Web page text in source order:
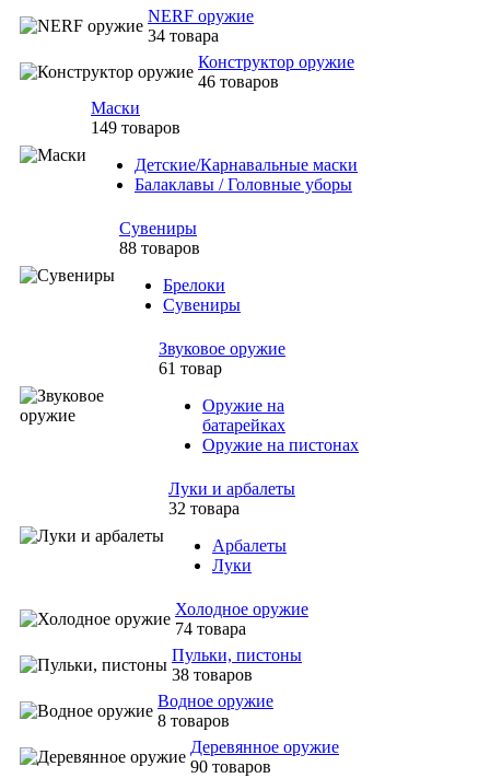
NERF оружие
34 товара
Конструктор оружие
46 товаров
Маски
149 товаров
Детские/Карнавальные маски
Балаклавы / Головные уборы
Сувениры
88 товаров
Брелоки
Сувениры
Звуковое оружие
61 товар
Оружие на
батарейках
Оружие на пистонах
Луки и арбалеты
32 товара
Арбалеты
Луки
Холодное оружие
74 товара
Пульки, пистоны
38 товаров
Водное оружие
8 товаров
Деревянное оружие
90 товаров